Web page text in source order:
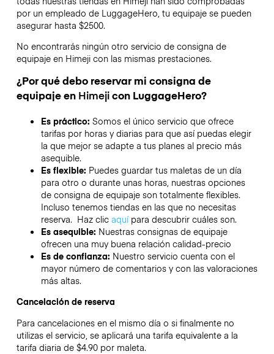
por un empleado de LuggageHero, tu equipaje se pueden
asegurar hasta $2500.
No encontrarás ningún otro servicio de consigna de
equipaje en Himejicon las mismas prestaciones.
¿Por qué debo reservar mi consigna de
equipaje en Himejicon LuggageHero?
Es práctico: Somos el único servicio que ofrece
tarifas por horas y diarias para que así puedas elegir
la que mejor se adapte a tus planes al precio más
asequible.
Es flexible: Puedes guardar tus maletas de un día
para otro o durante unas horas, nuestras opciones
de consigna de equipaje son totalmente flexibles.
Incluso tenemos tiendas en las que no necesitas
reserva. Haz clic aquípara descubrir cuáles son.
Es asequible: Nuestras consignas de equipaje
ofrecen una muy buena relación calidad-precio
Es de confianza: Nuestro servicio cuenta con el
mayor número de comentarios y con las valoraciones
más altas.
Cancelación de reserva
Para cancelaciones en el mismo día o si finalmente no
utilizas el servicio, se aplicará una tarifa equivalente a la
tarifa diaria de $4.90 por maleta.